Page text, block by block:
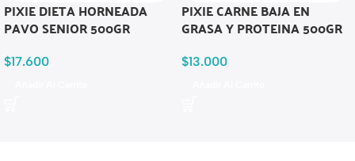
PIXIE DIETA HORNEADA
PAVO SENIOR 500GR
$17.600
PIXIE CARNE BAJA EN
GRASA Y PROTEINA 500GR
$13.000